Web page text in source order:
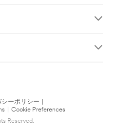
シーポリシー
Cookie Preferences
Reserved.